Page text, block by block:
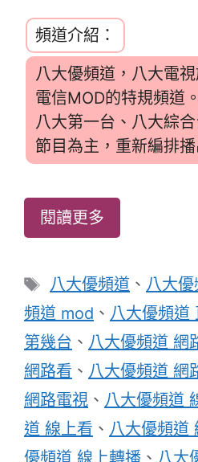
頻道介紹：
八大優頻道，八大電
電信MOD的特規頻道
八大第一台、八大綜
節目為主，重新編排播
閱讀更多
標
籤
八大優頻道 、 八大
頻道 mod 、 八大優頻道
第幾台 、 八大優頻道 網
網路看 、 八大優頻道 網
網路電視 、 八大優頻道
道 線上看 、 八大優頻道